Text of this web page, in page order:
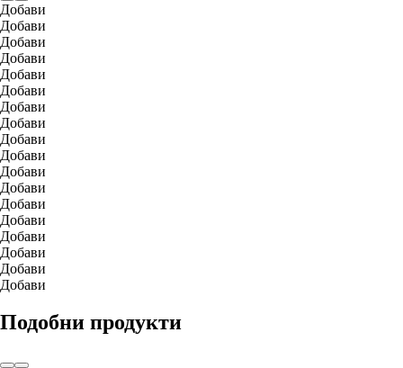
Добави
Добави
Добави
Добави
Добави
Добави
Добави
Добави
Добави
Добави
Добави
Добави
Добави
Добави
Добави
Добави
Добави
Добави
Подобни продукти